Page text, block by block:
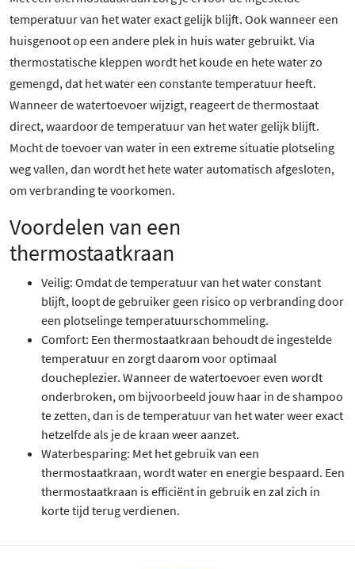
temperatuur van het water exact gelijk blijft. Ook wanneer een
huisgenoot op een andere plek in huis water gebruikt. Via
thermostatische kleppen wordt het koude en hete water zo
gemengd, dat het water een constante temperatuur heeft.
Wanneer de watertoevoer wijzigt, reageert de thermostaat
direct, waardoor de temperatuur van het water gelijk blijft.
Mocht de toevoer van water in een extreme situatie plotseling
weg vallen, dan wordt het hete water automatisch afgesloten,
om verbranding te voorkomen.
Voordelen van een
thermostaatkraan
Veilig: Omdat de temperatuur van het water constant
blijft, loopt de gebruiker geen risico op verbranding door
een plotselinge temperatuurschommeling.
Comfort: Een thermostaatkraan behoudt de ingestelde
temperatuur en zorgt daarom voor optimaal
doucheplezier. Wanneer de watertoevoer even wordt
onderbroken, om bijvoorbeeld jouw haar in de shampoo
te zetten, dan is de temperatuur van het water weer exact
hetzelfde als je de kraan weer aanzet.
Waterbesparing: Met het gebruik van een
thermostaatkraan, wordt water en energie bespaard. Een
thermostaatkraan is efficiënt in gebruik en zal zich in
korte tijd terug verdienen.